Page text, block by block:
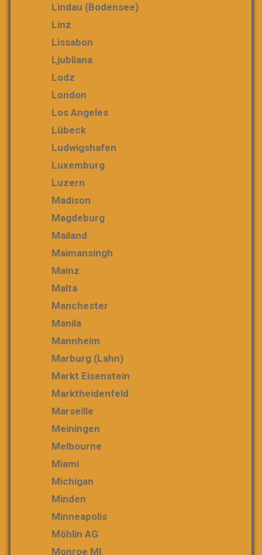
Lindau (Bodensee)
Linz
Lissabon
Ljubliana
Lodz
London
Los Angeles
Lübeck
Ludwigshafen
Luxemburg
Luzern
Madison
Magdeburg
Mailand
Maimansingh
Mainz
Malta
Manchester
Manila
Mannheim
Marburg (Lahn)
Markt Eisenstein
Marktheidenfeld
Marseille
Meiningen
Melbourne
Miami
Michigan
Minden
Minneapolis
Möhlin AG
Monroe MI